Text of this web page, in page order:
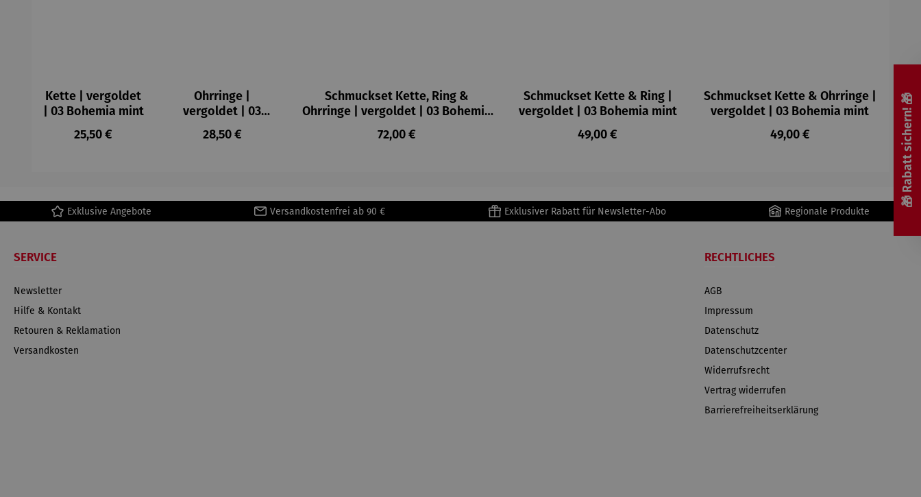
Kette | vergoldet
| 03 Bohemia mint
Regulärer Preis:
25,50 €
Ohrringe |
vergoldet | 03
Bohemia mint
Regulärer Preis:
28,50 €
Schmuckset Kette, Ring &
Ohrringe | vergoldet | 03 Bohemia
mint
Regulärer Preis:
72,00 €
Schmuckset Kette & Ring |
vergoldet | 03 Bohemia mint
Regulärer Preis:
49,00 €
Schmuckset Kette & Ohrringe |
vergoldet | 03 Bohemia mint
Regulärer Preis:
49,00 €
Exklusive Angebote Versandkostenfrei ab 90 € Exklusiver Rabatt für Newsletter-Abo Regionale Produkte
SERVICE
Newsletter
Hilfe & Kontakt
Retouren & Reklamation
Versandkosten
RECHTLICHES
AGB
Impressum
Datenschutz
Datenschutzcenter
Widerrufsrecht
Vertrag widerrufen
Barrierefreiheitserklärung
🎁 Rabatt sichern! 🎁